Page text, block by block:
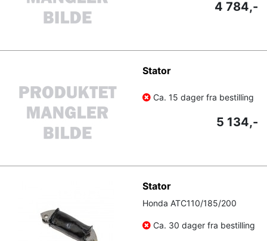
4 784,-
Stator
Ca. 15 dager fra bestilling
5 134,-
Stator
Honda ATC110/185/200
Ca. 30 dager fra bestilling